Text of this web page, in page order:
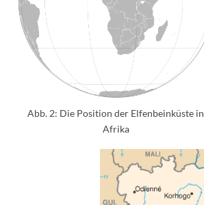
Abb. 2: Die Position der Elfenbeinküste in
Afrika